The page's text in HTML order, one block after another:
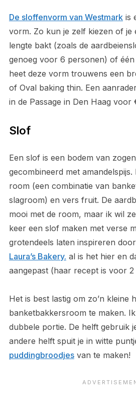
De sloffenvorm van Westmarkis
vorm. Zo kun je zelf kiezen of je
lengte bakt (zoals de
genoeg voor 6 personen) of
heet deze vorm trouwens een
of Oval baking thin. Een
in de Passage in Den Haag voor
Slof
Een slof is een bodem van
gecombineerd met
room (een combinatie van
slagroom) en vers fruit. De
mooi met de room, maar ik wil
keer een slof maken met verse
grotendeels laten inspireren door
Laura’s Bakery. al is het hier en
aangepast (haar recept is voor
Het is best lastig om zo’n kleine
banketbakkersroom te maken.
dubbele portie. De helft gebruik
andere helft spuit je in witte
puddingbroodjesvan te maken!